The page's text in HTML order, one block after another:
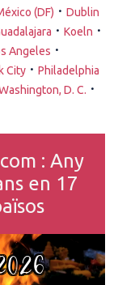
(DF) · Dublin
· Koeln ·
Angeles ·
City · Philadelphia
D. C. ·
: Any
en 17